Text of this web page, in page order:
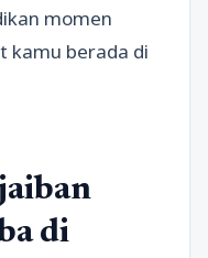
momen
kamu berada di
di